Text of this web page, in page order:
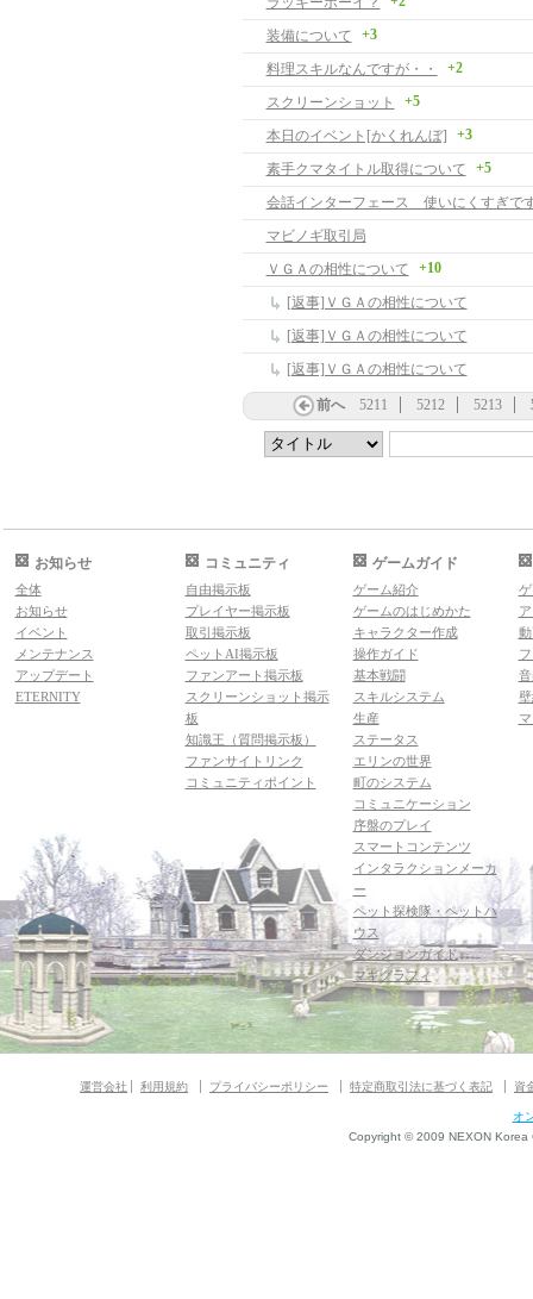
装備について +3
料理スキルなんですが・・ +2
スクリーンショット +5
本日のイベント[かくれんぼ] +3
素手クマタイトル取得について +5
会話インターフェース 使いにくすぎで
マビノギ取引局
ＶＧＡの相性について
+10
[返事]ＶＧＡの相性について
[返事]ＶＧＡの相性について
[返事]ＶＧＡの相性について
前へ 5211 5212 5213
お知らせ
全体
お知らせ
イベント
メンテナンス
アップデート
ETERNITY
コミュニティ
自由掲示板
プレイヤー掲示板
取引掲示板
ペットAI掲示板
ファンアート掲示板
スクリーンショット掲示
板
知識王（質問掲示板）
ファンサイトリンク
コミュニティポイント
ゲームガイド
ゲーム紹介
ゲームのはじめかた
キャラクター作成
操作ガイド
基本戦闘
スキルシステム
生産
ステータス
エリンの世界
町のシステム
コミュニケーション
序盤のプレイ
スマートコンテンツ
インタラクションメーカ
ー
ペット探検隊・ペットハ
ウス
ダンジョンガイド
マギグラフィ
運営会社 利用規約 プライバシーポリシー 特定商取引法に基づく表記 資
オ
Copyright © 2009 NEXON Korea